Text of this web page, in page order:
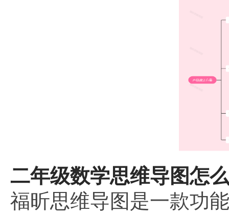
二年级数学思维导图怎
福昕思维导图是一款功